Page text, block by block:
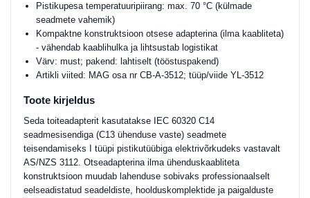
Pistikupesa temperatuuripiirang: max. 70 °C (külmade
seadmete vahemik)
Kompaktne konstruktsioon otsese adapterina (ilma kaabliteta)
- vähendab kaablihulka ja lihtsustab logistikat
Värv: must; pakend: lahtiselt (tööstuspakend)
Artikli viited: MAG osa nr CB-A-3512; tüüp/viide YL-3512
Toote kirjeldus
Seda toiteadapterit kasutatakse IEC 60320 C14
seadmesisendiga (C13 ühenduse vaste) seadmete
teisendamiseks I tüüpi pistikutüübiga elektrivõrkudeks vastavalt
AS/NZS 3112. Otseadapterina ilma ühenduskaabliteta
konstruktsioon muudab lahenduse sobivaks professionaalselt
eelseadistatud seadeldiste, hoolduskomplektide ja paigalduste